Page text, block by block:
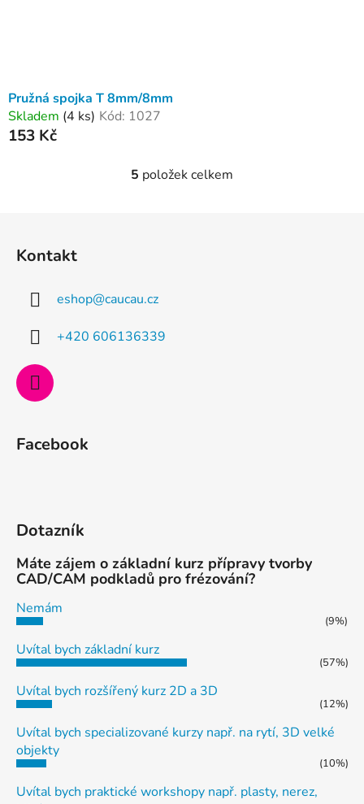
Pružná spojka T 8mm/8mm
Skladem (4 ks) Kód: 1027
153 Kč
O
5 položek celkem
Kontakt
eshop@caucau.cz
+420 606136339
Facebook
Dotazník
Máte zájem o základní kurz přípravy tvorby
CAD/CAM podkladů pro frézování?
Nemám
(9%)
Uvítal bych základní kurz
(57%)
Uvítal bych rozšířený kurz 2D a 3D
(12%)
Uvítal bych specializované kurzy např. na rytí, 3D velké
objekty
(10%)
Uvítal bych praktické workshopy např. plasty, nerez,